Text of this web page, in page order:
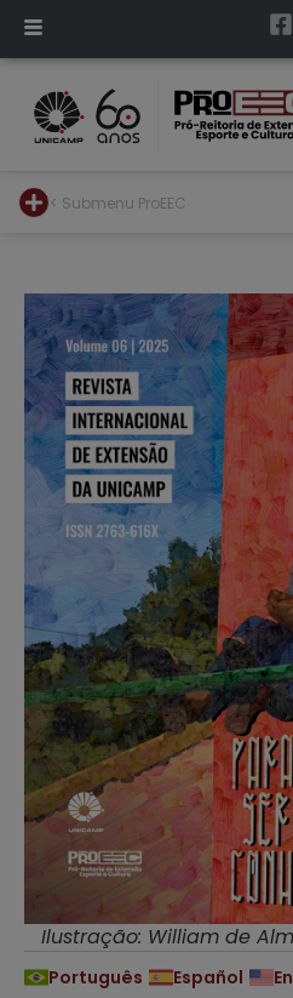
< Submenu ProEEC
Ilustração: William de
Português Español